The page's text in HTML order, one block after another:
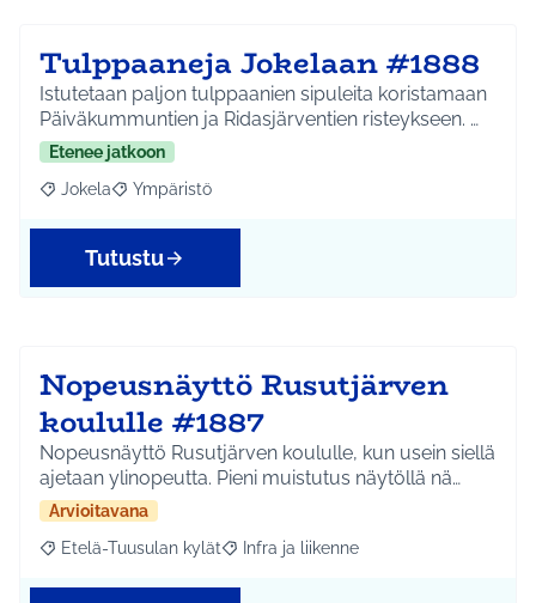
Tulppaaneja Jokelaan #1888
Istutetaan paljon tulppaanien sipuleita koristamaan
Päiväkummuntien ja Ridasjärventien risteykseen. …
Etenee jatkoon
Rajaa tulokset aihepiirin mukaan: Jokela
Jokela Rajaa tulokset teeman mukaan: Ympäristö
Ympäristö
Tutustu
Nopeusnäyttö Rusutjärven
koululle #1887
Nopeusnäyttö Rusutjärven koululle, kun usein siellä
ajetaan ylinopeutta. Pieni muistutus näytöllä nä…
Arvioitavana
Rajaa tulokset aihepiirin mukaan: Etelä-Tuusulan kylät
Etelä-Tuusulan kylät Rajaa tulokset teeman mukaan: Infra ja
Infra ja liikenne